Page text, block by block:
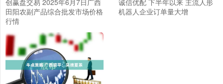
创赢盘交易 2025年6月7日广西
田阳农副产品综合批发市场价格
行情
诚信优配 下半年以来 主流人形
机器人企业订单量大增